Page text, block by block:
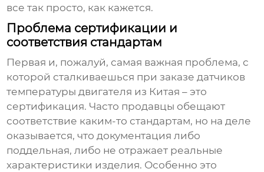
все так просто, как кажется.
Проблема сертификации и
соответствия стандартам
Первая и, пожалуй, самая важная проблема, с
которой сталкиваешься при заказедатчиков
температуры двигателя из Китая – это
сертификация. Часто продавцы обещают
соответствие каким-то стандартам, но на деле
оказывается, что документация либо
поддельная, либо не отражает реальные
характеристики изделия. Особенно это